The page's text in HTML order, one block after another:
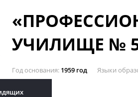
УЧИЛИЩЕ №
Год основания 1959 год Языки